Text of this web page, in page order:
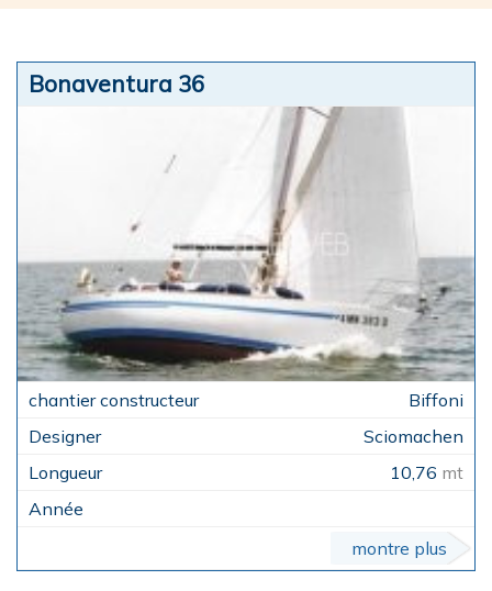
Bonaventura 36
Biffoni
Sciomachen
10,76 mt
montre plus